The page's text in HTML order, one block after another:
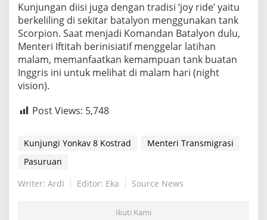
Kunjungan diisi juga dengan tradisi ‘joy ride’ yaitu
berkeliling di sekitar batalyon menggunakan tank
Scorpion. Saat menjadi Komandan Batalyon dulu,
Menteri Iftitah berinisiatif menggelar latihan
malam, memanfaatkan kemampuan tank buatan
Inggris ini untuk melihat di malam hari (night
vision).
Post Views: 5,748
Kunjungi Yonkav 8 Kostrad
Menteri Transmigrasi
Pasuruan
Writer: Ardi
Editor: Eka Source News
Ikuti Kami